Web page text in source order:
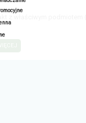
z właściwym podmiotem